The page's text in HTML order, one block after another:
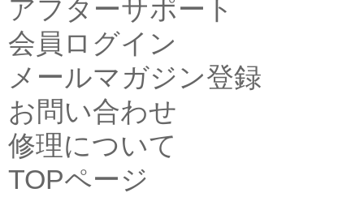
アフターサポート
会員ログイン
メールマガジン登録
お問い合わせ
修理について
TOPページ